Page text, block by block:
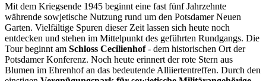
Mit dem Kriegsende 1945 beginnt eine fast fünf Jahrzehnte
währende sowjetische Nutzung rund um den Potsdamer Neuen
Garten. Vielfältige Spuren dieser Zeit lassen sich heute noch
entdecken und stehen im Mittelpunkt des geführten Rundgangs. Die
Tour beginnt am Schloss Cecilienhof- dem historischen Ort der
Potsdamer Konferenz. Noch heute erinnert der rote Stern aus
Blumen im Ehrenhof an das bedeutende Alliiertentreffen. Durch den